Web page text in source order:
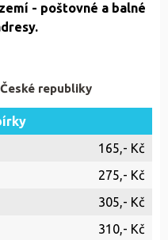
- poštovné a balné
republiky
165,- Kč
275,- Kč
305,- Kč
310,- Kč